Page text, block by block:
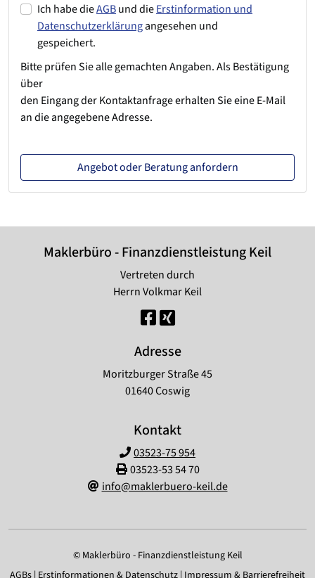
Ich habe dieAGBund dieErstinformation und
Datenschutzerklärungangesehen und
gespeichert.
Bitte prüfen Sie alle gemachten Angaben. Als Bestätigung
über
den Eingang der Kontaktanfrage erhalten Sie eine E-Mail
an die angegebene Adresse.
Angebot oder Beratung anfordern
Maklerbüro - Finanzdienstleistung Keil
Vertreten durch
Herrn Volkmar Keil
Adresse
Moritzburger Straße 45
01640 Coswig
Kontakt
03523-75 954
03523-53 54 70
info@maklerbuero-keil.de
© Maklerbüro - Finanzdienstleistung Keil
AGBs | Erstinformationen & Datenschutz | Impressum & Barrierefreiheit